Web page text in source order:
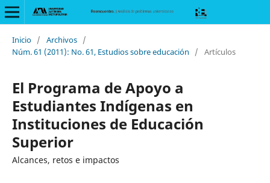
Inicio / Archivos /
Núm. 61 (2011): No. 61, Estudios sobre educación
/ Artículos
El Programa de Apoyo a
Estudiantes Indígenas en
Instituciones de Educación
Superior
Alcances, retos e impactos